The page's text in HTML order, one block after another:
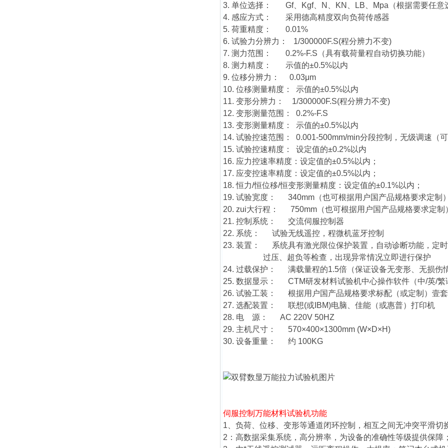
3. 单位选择： Gf、Kgf、N、KN、LB、Mpa（根据需要任意
4. 感应方式： 采用德高精度双向负荷传感器
5. 荷重精度： 0.01%
6. 试验力分辨力： 1/300000F.S(程分辨力不变)
7. 测力范围： 0.2%-F.S（具有载荷量程自动切换功能）
8. 测力精度： 示值的±0.5%以内
9. 位移分辨力： 0.03μm
10. 位移测量精度： 示值的±0.5%以内
11. 变形分辨力： 1/300000F.S(程分辨力不变)
12. 变形测量范围： 0.2%-F.S
13. 变形测量精度： 示值的±0.5%以内
14. 试验控速范围： 0.001-500mm/min分段控制，无级调速（可
15. 试验控速精度： 设定值的±0.2%以内
16. 应力控速率精度：设定值的±0.5%以内；
17. 应变控速率精度：设定值的±0.5%以内；
18. 恒力/恒位移/恒变形测量精度：设定值的±0.1%以内；
19. 试验宽度： 340mm（也可根据用户国产品规格要求定制）
20. zui大行程： 750mm（也可根据用户国产品规格要求定制
21. 控制系统： 交流伺服控制器
22. 系统： 试验无线遥控，程微机蓝牙控制
23. 装置： 系统具有激光限位保护装置，自动诊断功能，定时
过压、超负等检查，出现异常情况立即进行保护
24. 过载保护： 满载量程的1.5倍（保证设备无变形、无损伤
25. 数据显示： CTM研发材料试验机中心操作软件（中/英/繁
26. 试验工装： 根据用户国产品规格要求标配（或定制）壹套
27. 选配装置： 联想(或IBM)电脑、佳能（或惠普）打印机
28. 电 源： AC 220V 50HZ
29. 主机尺寸： 570×400×1300mm (W×D×H)
30. 设备重量： 约 100KG
伺服控制万能材料试验机功能
1、负荷、位移、变形等通道闭环控制，相互之间无冲突平滑切
2：高数据采集系统，高分辨率，为设备的准确性等级提供保障